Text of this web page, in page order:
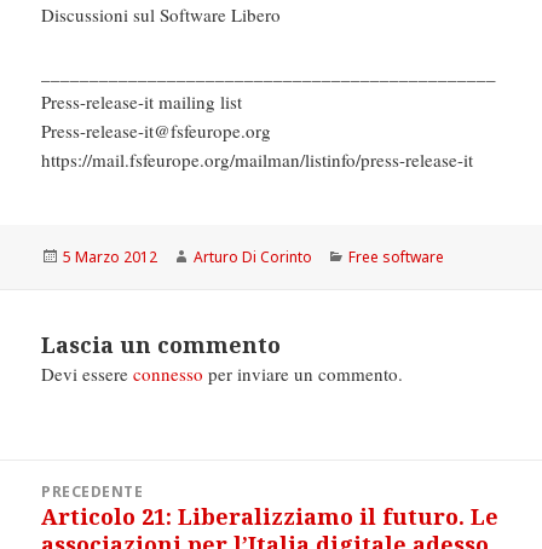
Discussioni sul Software Libero
Press-release-it mailing list
Press-release-it@fsfeurope.org
https://mail.fsfeurope.org/mailman/listinfo/press-release-it
Scritto
5 Marzo 2012 Autore
Arturo Di Corinto Categorie
Free software
Lascia un commento
Devi essereconnesso per inviare un commento.
articoliPRECEDENTE
Articolo
Articolo 21: Liberalizziamo il futuro. Le